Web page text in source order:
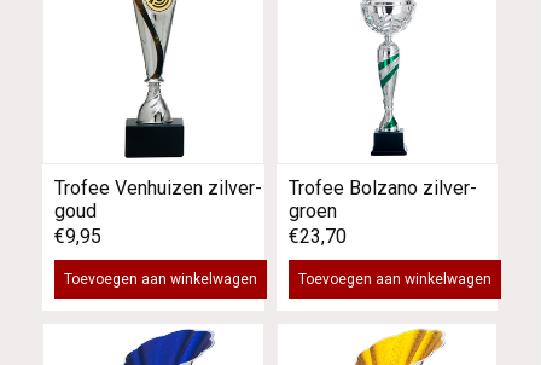
Trofee Venhuizen zilver-
goud
€9,95
Toevoegen aan winkelwagen
Trofee Bolzano zilver-
groen
€23,70
Toevoegen aan winkelwagen